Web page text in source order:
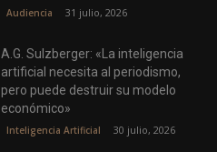
Audiencia 31 julio, 2026
A.G. Sulzberger: «La inteligencia
artificial necesita al periodismo,
pero puede destruir su modelo
económico»
Inteligencia Artificial 30 julio, 2026